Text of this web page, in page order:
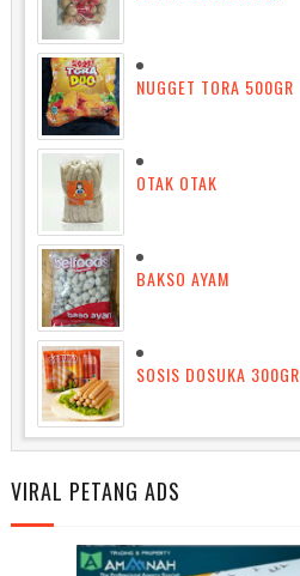
NUGGET TORA 500GR
OTAK OTAK
BAKSO AYAM
SOSIS DOSUKA 300GR
VIRAL PETANG ADS